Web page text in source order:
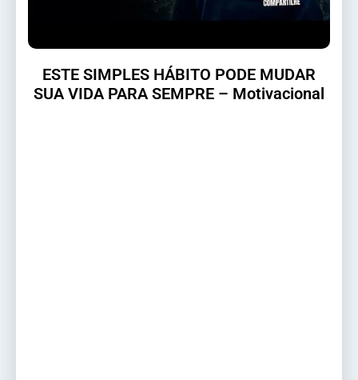
ESTE SIMPLES HÁBITO PODE MUDAR
SUA VIDA PARA SEMPRE – Motivacional